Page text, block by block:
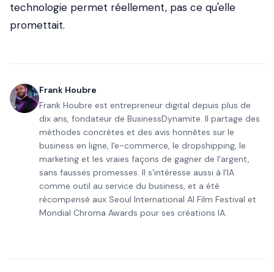
technologie permet réellement, pas ce qu'elle
promettait.
Frank Houbre
Frank Houbre est entrepreneur digital depuis plus de
dix ans, fondateur de BusinessDynamite. Il partage des
méthodes concrètes et des avis honnêtes sur le
business en ligne, l'e-commerce, le dropshipping, le
marketing et les vraies façons de gagner de l'argent,
sans fausses promesses. Il s'intéresse aussi à l'IA
comme outil au service du business, et a été
récompensé aux Seoul International AI Film Festival et
Mondial Chroma Awards pour ses créations IA.